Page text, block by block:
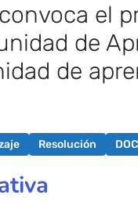
el
de
de
Resolución